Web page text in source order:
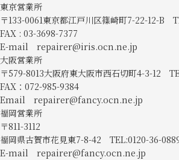
東京営業所
〒133-0061東京都江戸川区篠崎町7-22-12-B
FAX : 03-3698-7377
E-mail repairer@iris.ocn.ne.jp
大阪営業所
〒579-8013大阪府東大阪市西石切町4-3-12
FAX：072-985-9384
Email repairer@fancy.ocn.ne.jp
福岡営業所
〒811-3112
福岡県古賀市花見東7-8-42 TEL:0120-36-
E-mail repairer@fancy.ocn.ne.jp